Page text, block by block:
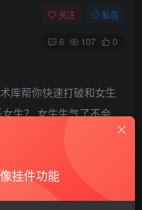
关注 私信
6 107 0
库帮你快速打破和女生
生？ 女生生气了不会
撩妹恋爱话术APP帮你快
挂件功能